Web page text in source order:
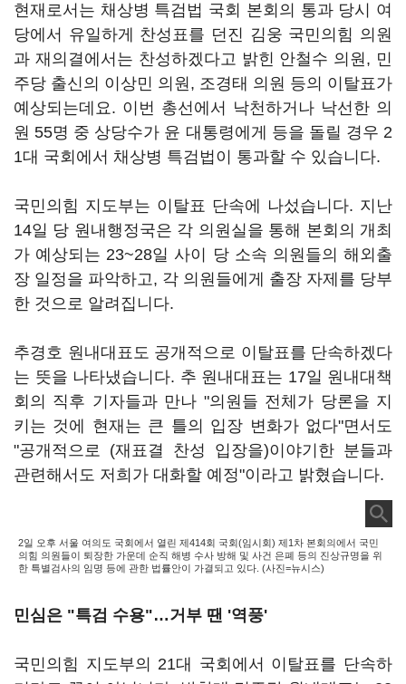
현재로서는 채상병 특검법 국회 본회의 통과 당시 여
당에서 유일하게 찬성표를 던진 김웅 국민의힘 의원
과 재의결에서는 찬성하겠다고 밝힌 안철수 의원, 민
주당 출신의 이상민 의원, 조경태 의원 등의 이탈표가
예상되는데요. 이번 총선에서 낙천하거나 낙선한 의
원 55명 중 상당수가 윤 대통령에게 등을 돌릴 경우 2
1대 국회에서 채상병 특검법이 통과할 수 있습니다.
국민의힘 지도부는 이탈표 단속에 나섰습니다. 지난
14일 당 원내행정국은 각 의원실을 통해 본회의 개최
가 예상되는 23~28일 사이 당 소속 의원들의 해외출
장 일정을 파악하고, 각 의원들에게 출장 자제를 당부
한 것으로 알려집니다.
추경호 원내대표도 공개적으로 이탈표를 단속하겠다
는 뜻을 나타냈습니다. 추 원내대표는 17일 원내대책
회의 직후 기자들과 만나 "의원들 전체가 당론을 지
키는 것에 현재는 큰 틀의 입장 변화가 없다"면서도
"공개적으로 (재표결 찬성 입장을)이야기한 분들과
관련해서도 저희가 대화할 예정"이라고 밝혔습니다.
2일 오후 서울 여의도 국회에서 열린 제414회 국회(임시회) 제1차 본회의에서 국민
의힘 의원들이 퇴장한 가운데 순직 해병 수사 방해 및 사건 은폐 등의 진상규명을 위
한 특별검사의 임명 등에 관한 법률안이 가결되고 있다. (사진=뉴시스)
민심은 "특검 수용"…거부 땐 '역풍'
국민의힘 지도부의 21대 국회에서 이탈표를 단속하